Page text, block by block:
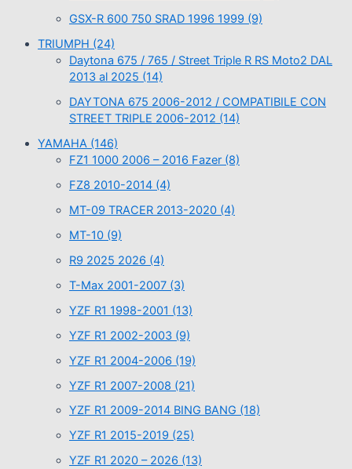
GSX-R 600 750 SRAD 1996 1999 (9)
TRIUMPH (24)
Daytona 675 / 765 / Street Triple R RS Moto2 DAL
2013 al 2025 (14)
DAYTONA 675 2006-2012 / COMPATIBILE CON
STREET TRIPLE 2006-2012 (14)
YAMAHA (146)
FZ1 1000 2006 – 2016 Fazer (8)
FZ8 2010-2014 (4)
MT-09 TRACER 2013-2020 (4)
MT-10 (9)
R9 2025 2026 (4)
T-Max 2001-2007 (3)
YZF R1 1998-2001 (13)
YZF R1 2002-2003 (9)
YZF R1 2004-2006 (19)
YZF R1 2007-2008 (21)
YZF R1 2009-2014 BING BANG (18)
YZF R1 2015-2019 (25)
YZF R1 2020 – 2026 (13)